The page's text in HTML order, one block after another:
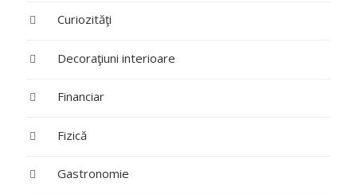
Curiozităţi
Decoraţiuni interioare
Financiar
Fizică
Gastronomie